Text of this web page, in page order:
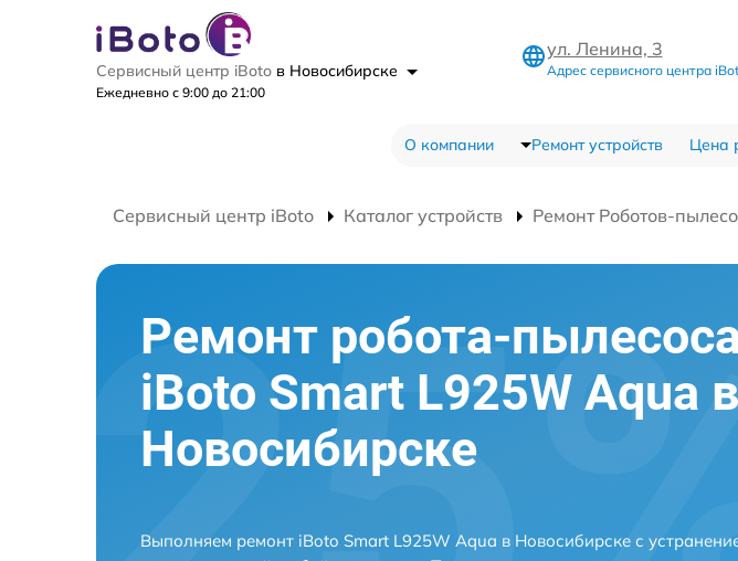
Сервисный центр iBoto в Новосибирске
Ежедневно с 9:00 до 21:00
ул. Ленина, 3
Адрес сервисного центра
О компании Ремонт устройств Цена
Сервисный центр iBoto Каталог устройств Ремонт Роботов-
Ремонт робота-
iBoto Smart L925W Aqua в
Новосибирске
Выполняем ремонт iBoto Smart L925W Aqua в Новосибирске с